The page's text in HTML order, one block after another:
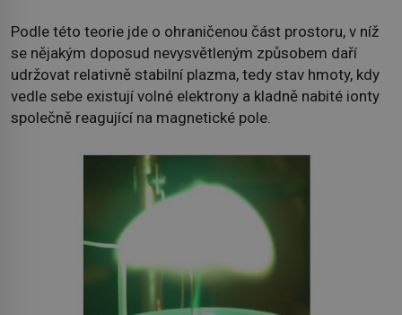
Podle této teorie jde o ohraničenou část prostoru, v níž
se nějakým doposud nevysvětleným způsobem daří
udržovat relativně stabilní plazma, tedy stav hmoty, kdy
vedle sebe existují volné elektrony a kladně nabité ionty
společně reagující na magnetické pole.